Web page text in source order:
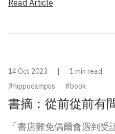
Read Article
14 Oct 2023 |
1 min read
#hippocampus
#book
書摘：從前從前有
「書店難免偶爾會遇到